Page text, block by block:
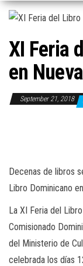
XI Feria
en
September 21, 2018
Decenas de libros
Libro Dominicano
La XI Feria del
Comisionado
del Ministerio de
celebrada los días